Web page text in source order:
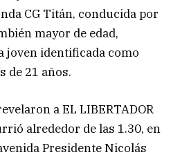
CG Titán, conducida por
mayor de edad,
joven identificada como
de 21 años.
a EL LIBERTADOR
alrededor de las 1.30, en
Presidente Nicolás